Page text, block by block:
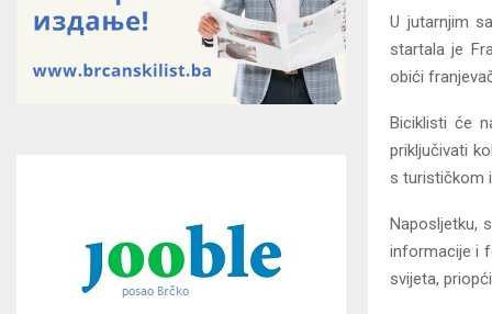
U jutarnjim
startala je
obići
Biciklisti će
priključivati
s turističkom
Naposljetku,
informacije i
svijeta,